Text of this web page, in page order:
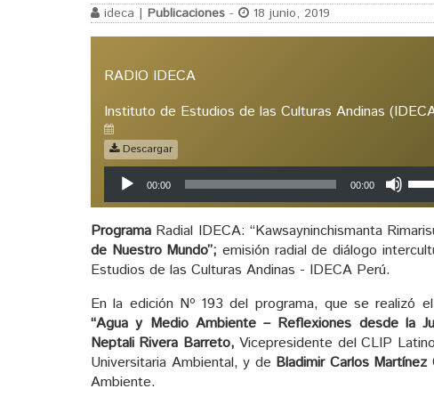
ideca | Publicaciones - 18 junio, 2019
RADIO IDECA
Instituto de Estudios de las Culturas Andinas
Descargar
Reproductor
de
audio
00:00 00:00
de
o
el
Programa Radial IDECA: “Kawsayninchismanta
de Nuestro Mundo”; emisión radial de diálogo
Estudios de las Culturas Andinas - IDECA Perú.
En la edición Nº 193 del programa, que se realizó el
“Agua y Medio Ambiente – Reflexiones desde la
Neptali Rivera Barreto, Vicepresidente del CLIP
Universitaria Ambiental, y de Bladimir Carlos Martínez
Ambiente.